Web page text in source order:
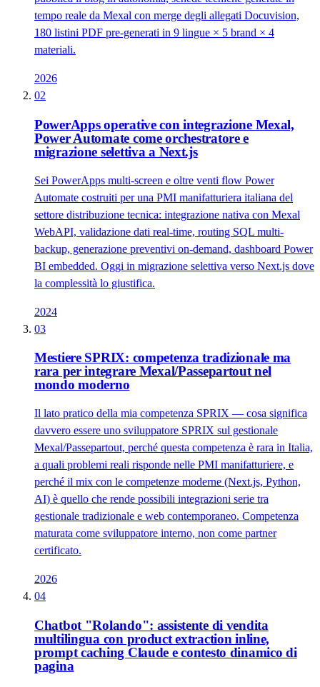
tempo reale da Mexal con merge degli allegati Docuvision,
180 listini PDF pre-generati in 9 lingue × 5 brand × 4
materiali.
2026
02
PowerApps operative con integrazione Mexal,
Power Automate come orchestratore e
migrazione selettiva a Next.js
Sei PowerApps multi-screen e oltre venti flow Power
Automate costruiti per una PMI manifatturiera italiana del
settore distribuzione tecnica: integrazione nativa con Mexal
WebAPI, validazione dati real-time, routing SQL multi-
backup, generazione preventivi on-demand, dashboard Power
BI embedded. Oggi in migrazione selettiva verso Next.js dove
la complessità lo giustifica.
2024
03
Mestiere SPRIX: competenza tradizionale ma
rara per integrare Mexal/Passepartout nel
mondo moderno
Il lato pratico della mia competenza SPRIX — cosa significa
davvero essere uno sviluppatore SPRIX sul gestionale
Mexal/Passepartout, perché questa competenza è rara in Italia,
a quali problemi reali risponde nelle PMI manifatturiere, e
perché il mix con le competenze moderne (Next.js, Python,
AI) è quello che rende possibili integrazioni serie tra
gestionale tradizionale e web contemporaneo. Competenza
maturata come sviluppatore interno, non come partner
certificato.
2026
04
Chatbot "Rolando": assistente di vendita
multilingua con product extraction inline,
prompt caching Claude e contesto dinamico di
pagina